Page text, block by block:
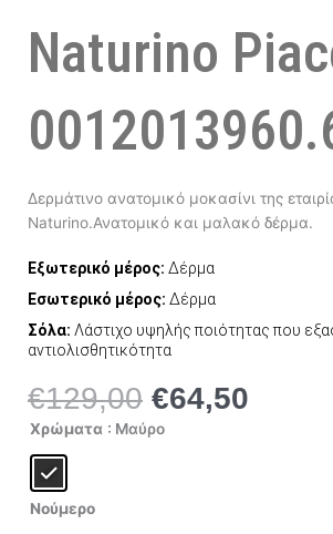
Naturino
Δερμάτινο ανατομικό μοκασίνι της
Naturino.Ανατομικό και μαλακό δέρμα.
Εξωτερικό μέρος: Δέρμα
Εσωτερικό μέρος: Δέρμα
Σόλα: Λάστιχο υψηλής ποιότητας που
αντιολισθητικότητα
€129,00 Original
price
€64,50
Χρώματα : Μαύρο
Νούμερο
Naturino
Piacenza
ποσότητα